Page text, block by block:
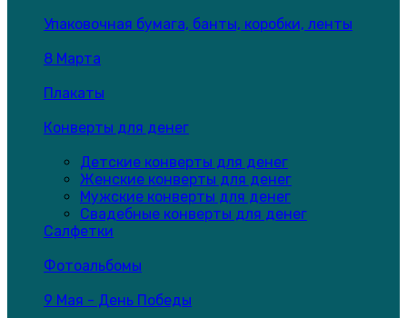
Упаковочная бумага, банты, коробки, ленты
8 Марта
Плакаты
Конверты для денег
Детские конверты для денег
Женские конверты для денег
Мужские конверты для денег
Свадебные конверты для денег
Салфетки
Фотоальбомы
9 Мая - День Победы